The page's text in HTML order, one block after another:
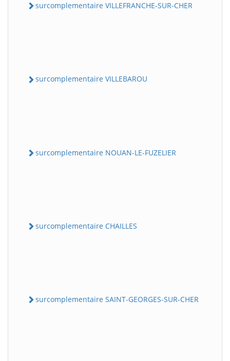
surcomplementaire VILLEFRANCHE-SUR-CHER
surcomplementaire VILLEBAROU
surcomplementaire NOUAN-LE-FUZELIER
surcomplementaire CHAILLES
surcomplementaire SAINT-GEORGES-SUR-CHER